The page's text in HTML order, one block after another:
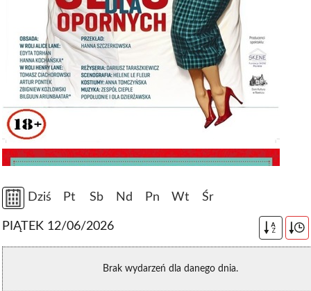
Dziś Pt Sb Nd Pn Wt Śr
PIĄTEK 12/06/2026 A
Z
Brak wydarzeń dla danego dnia.